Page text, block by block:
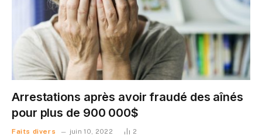
Arrestations après avoir fraudé des aînés
pour plus de 900 000$
Faits divers juin 10, 2022 2